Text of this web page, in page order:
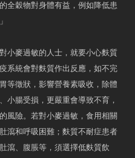
全穀物對身體有益，例如降低患
小麥過敏的人士，就要小心麩質
系統會對麩質作出反應，如不完
等徵狀，影響營養素吸收，除體
小腸受損，更嚴重會導致不育，
風險。若對小麥過敏，食用相關
瀉和呼吸困難；麩質不耐症患者
瀉、腹脹等，須選擇低麩質飲